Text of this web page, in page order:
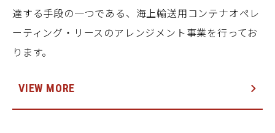
達する手段の一つである、海上輸送用コンテナオペレ
ーティング・リースのアレンジメント事業を行ってお
ります。
VIEW MORE